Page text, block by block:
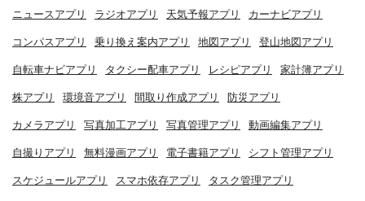
ニュースアプリ ラジオアプリ 天気予報アプリ カーナビアプリ
コンパスアプリ 乗り換え案内アプリ 地図アプリ 登山地図アプリ
自転車ナビアプリ タクシー配車アプリ レシピアプリ 家計簿アプリ
株アプリ 環境音アプリ 間取り作成アプリ 防災アプリ
カメラアプリ 写真加工アプリ 写真管理アプリ 動画編集アプリ
自撮りアプリ 無料漫画アプリ 電子書籍アプリ シフト管理アプリ
スケジュールアプリ スマホ依存アプリ タスク管理アプリ